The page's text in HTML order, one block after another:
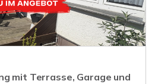
mit Terrasse, Garage und